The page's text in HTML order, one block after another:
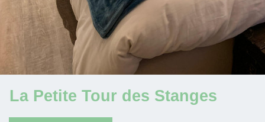
La Petite Tour des Stanges